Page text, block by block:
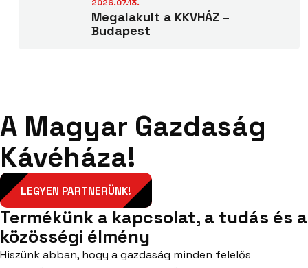
2026.07.13.
Megalakult a KKVHÁZ –
Budapest
A Magyar Gazdaság
Kávéháza!
LEGYEN PARTNERÜNK!
Termékünk a kapcsolat, a tudás és a
közösségi élmény
Hiszünk abban, hogy a gazdaság minden felelős